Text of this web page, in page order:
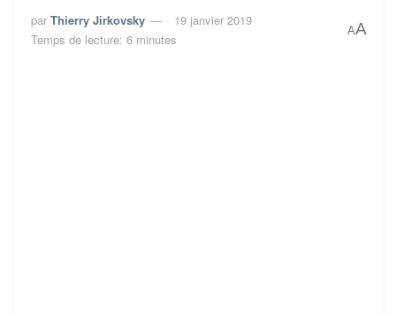
par Thierry Jirkovsky
19 janvier 2019
Temps de lecture: 6 minutes
AA